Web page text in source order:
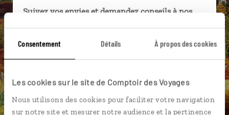
Consentement Détails À propos des cookies
Les cookies sur le site de Comptoir des Voyages
Nous utilisons des cookies pour faciliter votre navigation
sur notre site et mesurer notre audience et la pertinence
Suivez vos envies et demandez conseils à nos
Ils sauront organiser votre itinéraire au plus
près de vos envies et de la réalité du pays.
connectés en agence, mais aussi par email ou
téléphone.